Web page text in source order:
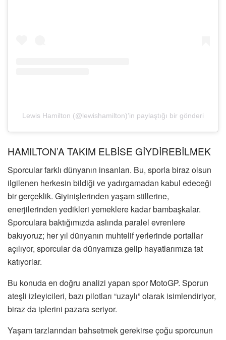
Lewis Hamilton (@lewishamilton)’in paylaştığı bir gönderi
HAMILTON’A TAKIM ELBİSE GİYDİREBİLMEK
Sporcular farklı dünyanın insanları. Bu, sporla biraz olsun
ilgilenen herkesin bildiği ve yadırgamadan kabul edeceği
bir gerçeklik. Giyinişlerinden yaşam stillerine,
enerjilerinden yedikleri yemeklere kadar bambaşkalar.
Sporculara baktığımızda aslında paralel evrenlere
bakıyoruz; her yıl dünyanın muhtelif yerlerinde portallar
açılıyor, sporcular da dünyamıza gelip hayatlarımıza tat
katıyorlar.
Bu konuda en doğru analizi yapan spor MotoGP. Sporun
ateşli izleyicileri, bazı pilotları “uzaylı” olarak isimlendiriyor,
biraz da iplerini pazara seriyor.
Yaşam tarzlarından bahsetmek gerekirse çoğu sporcunun